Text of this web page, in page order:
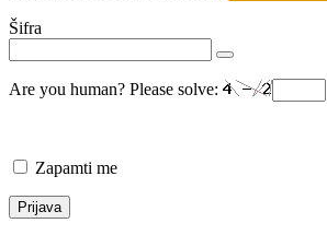
Šifra
Are you human? Please solve:
Zapamti me